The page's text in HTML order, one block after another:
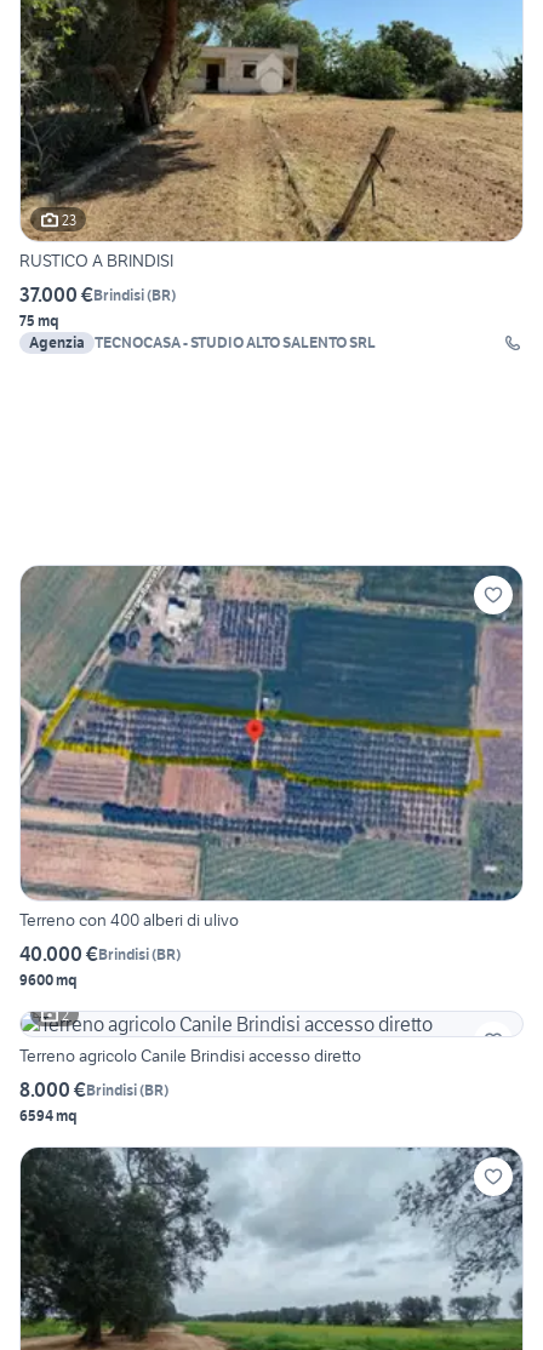
23
RUSTICO A BRINDISI
37.000 €Brindisi(BR)
75 mq
Agenzia TECNOCASA - STUDIO ALTO SALENTO SRL
Terreno con 400 alberi di ulivo
40.000 €Brindisi(BR)
9600 mq
2
Terreno agricolo Canile Brindisi accesso diretto
8.000 €Brindisi(BR)
6594 mq